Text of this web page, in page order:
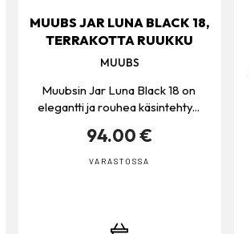
MUUBS JAR LUNA BLACK 18,
TERRAKOTTA RUUKKU
MUUBS
Muubsin Jar Luna Black 18 on
elegantti ja rouhea käsintehty...
94.00 €
VARASTOSSA